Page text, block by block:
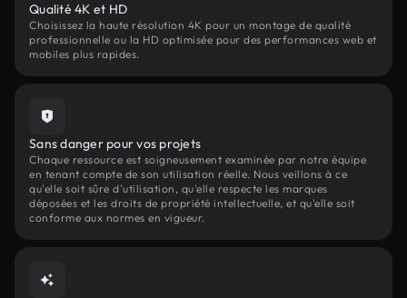
Qualité 4K et HD
Choisissez la haute résolution 4K pour un montage de qualité
professionnelle ou la HD optimisée pour des performances web et
mobiles plus rapides.
Sans danger pour vos projets
Chaque ressource est soigneusement examinée par notre équipe
en tenant compte de son utilisation réelle. Nous veillons à ce
qu'elle soit sûre d'utilisation, qu'elle respecte les marques
déposées et les droits de propriété intellectuelle, et qu'elle soit
conforme aux normes en vigueur.